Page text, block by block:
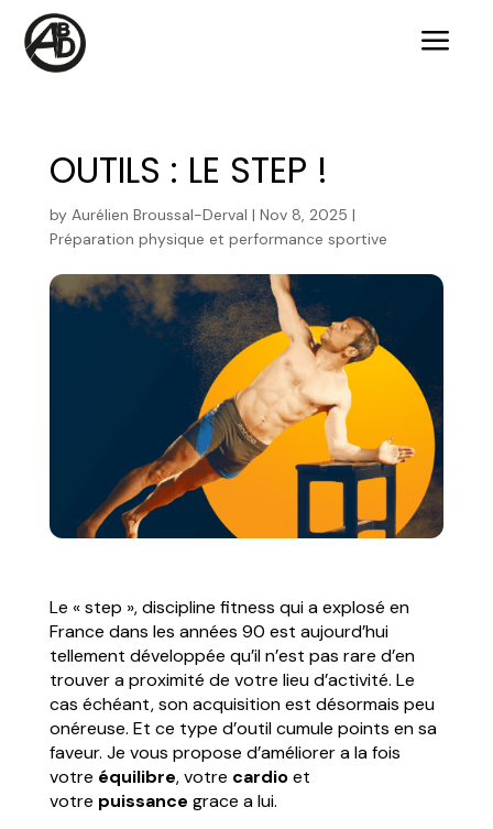
a
OUTILS : LE STEP !
by Aurélien Broussal-Derval | Nov 8, 2025 |
Préparation physique et performance sportive
Le « step », discipline fitness qui a explosé en
France dans les années 90 est aujourd’hui
tellement développée qu’il n’est pas rare d’en
trouver a proximité de votre lieu d’activité. Le
cas échéant, son acquisition est désormais peu
onéreuse. Et ce type d’outil cumule points en sa
faveur. Je vous propose d’améliorer a la fois
votre équilibre, votre cardioet
votre puissance grace a lui.